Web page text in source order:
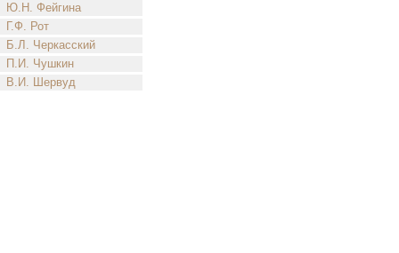
Ю.Н. Фейгина
Г.Ф. Рот
Б.Л. Черкасский
П.И. Чушкин
В.И. Шервуд